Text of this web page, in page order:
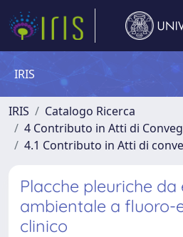
IRIS
IRIS
Catalogo Ricerca
4 Contributo in Atti di
4.1 Contributo in Atti di
Placche pleuriche da
ambientale a fluoro-
clinico